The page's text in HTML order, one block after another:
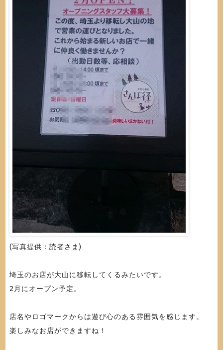
(写真提供：読者さま)
埼玉のお店が大山に移転してくるみたいです。
2月にオープン予定。
店名やロゴマークからは遊び心のある雰囲気を感じます。
楽しみなお店ができますね！